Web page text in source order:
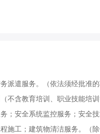
派遣服务。（依法须经批准
不含教育培训、职业技能培
；安全系统监控服务；安全
施工；建筑物清洁服务。（